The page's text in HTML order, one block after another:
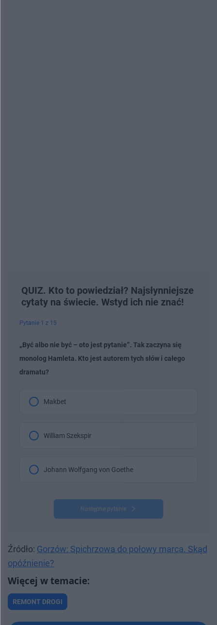
QUIZ. Kto to powiedział? Najsłynniejsze
cytaty na świecie. Wstyd ich nie znać!
Pytanie 1 z 15
„Być albo nie być – oto jest pytanie”. Tak zaczyna się
monolog Hamleta. Kto jest autorem tych słów i całego
dramatu?
Makbet
William Szekspir
Johann Wolfgang von Goethe
Następne pytanie
Źródło: Gorzów: Spichrzowa do połowy marca. Skąd
opóźnienie?
REMONT DROGI